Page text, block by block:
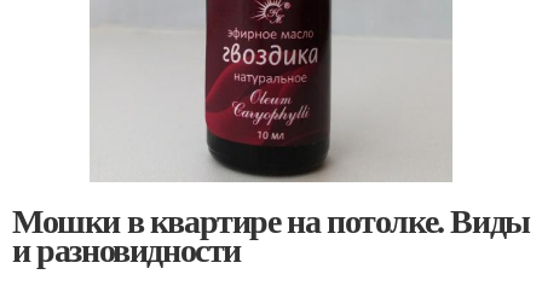
Мошки в квартире на потолке. Виды
и разновидности